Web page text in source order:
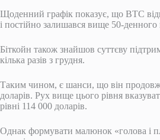
Щоденний графік показує, що BTC
і постійно залишався вище 50-денного
Біткойн також знайшов суттєву
кілька разів з грудня.
Таким чином, є шанси, що він
доларів. Рух вище цього рівня
рівні 114 000 доларів.
Однак формувати малюнок «голова і